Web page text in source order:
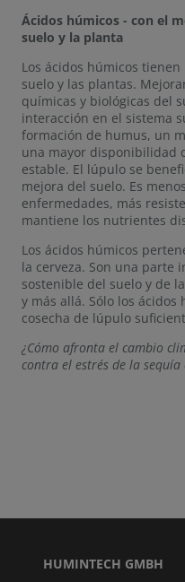
Ácidos húmicos - con el
suelo y la planta
Los ácidos húmicos
suelo y las plantas.
químicas y biológicas del
interacción en el sistema
formación de humus, un
una mayor disponibilidad
estable. El lúpulo se
mejora del suelo. Es
enfermedades, más
mantiene los nutrientes
Los ácidos húmicos
la cerveza. Son una parte
sostenible del suelo y de
y más allá. Sólo los
cosecha de lúpulo
¿Cómo afronta el cambio
contra el estrés de la
HUMINTECH GMBH